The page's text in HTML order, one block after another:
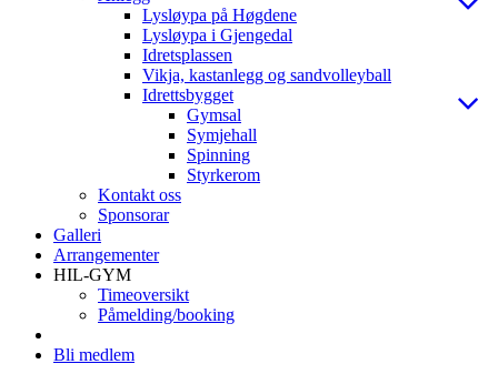
Lysløypa på Høgdene
Lysløypa i Gjengedal
Idretsplassen
Vikja, kastanlegg og sandvolleyball
Idrettsbygget
Gymsal
Symjehall
Spinning
Styrkerom
Kontakt oss
Sponsorar
Galleri
Arrangementer
HIL-GYM
Timeoversikt
Påmelding/booking
Bli medlem